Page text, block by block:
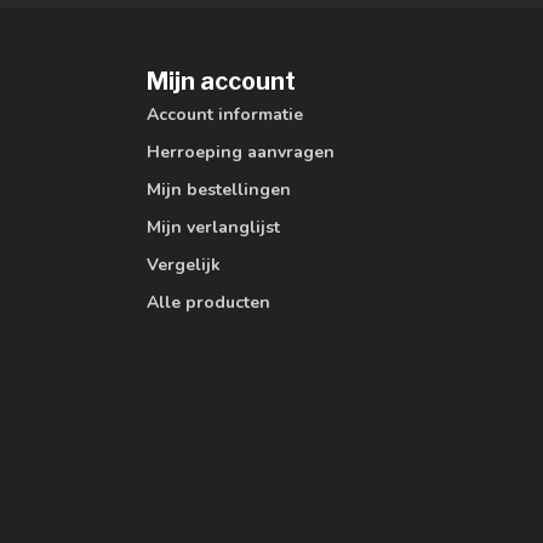
Mijn account
Account informatie
Herroeping aanvragen
Mijn bestellingen
Mijn verlanglijst
Vergelijk
Alle producten